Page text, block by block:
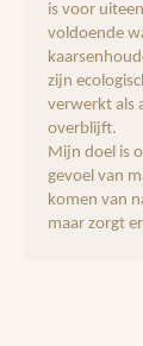
is voor
voldoende
zijn
verwerkt als
overblijft.
Mijn doel is
gevoel van
komen van
maar zorgt